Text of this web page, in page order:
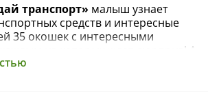
транспорт» малыш узнает
средств и интересные
35 окошек с интересными
из которых ждет сюрприз! А
это отличная возможность